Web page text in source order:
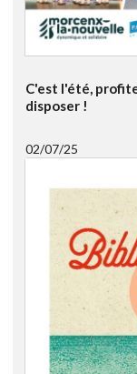
C'est l'été,
disposer !
02/07/25